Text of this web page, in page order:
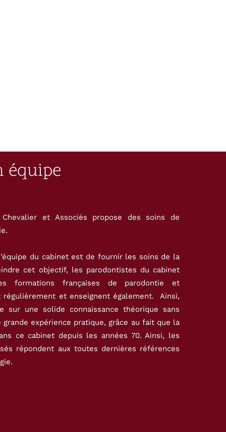
équipe
et Associés propose des soins de
du cabinet est de fournir les soins de la
cet objectif, les parodontistes du cabinet
formations françaises de parodontie et
régulièrement et enseignent également. Ainsi,
sur une solide connaissance théorique sans
expérience pratique, grâce au fait que la
ce cabinet depuis les années 70. Ainsi, les
répondent aux toutes dernières références